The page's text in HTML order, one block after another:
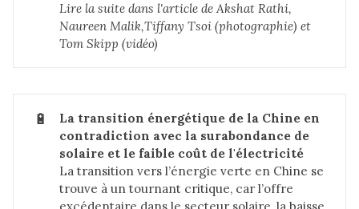
Lire la suite dans l'article de Akshat Rathi,
Naureen Malik,Tiffany Tsoi (photographie) et
Tom Skipp (vidéo)
🔋
La transition énergétique de la Chine en
contradiction avec la surabondance de
solaire et le faible coût de l'électricité
La transition vers l’énergie verte en Chine se
trouve à un tournant critique, car l’offre
excédentaire dans le secteur solaire, la baisse